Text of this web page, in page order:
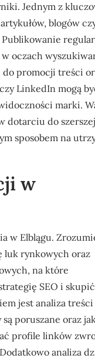
Jednym z
blogów
oczach
do promocji treści
LinkedIn mogą
marki.
dotarciu do
sposobem na
w
w Elblągu.
luk rynkowych oraz
na które
SEO i
jest analiza treści
poruszane oraz
profile linków
analiza